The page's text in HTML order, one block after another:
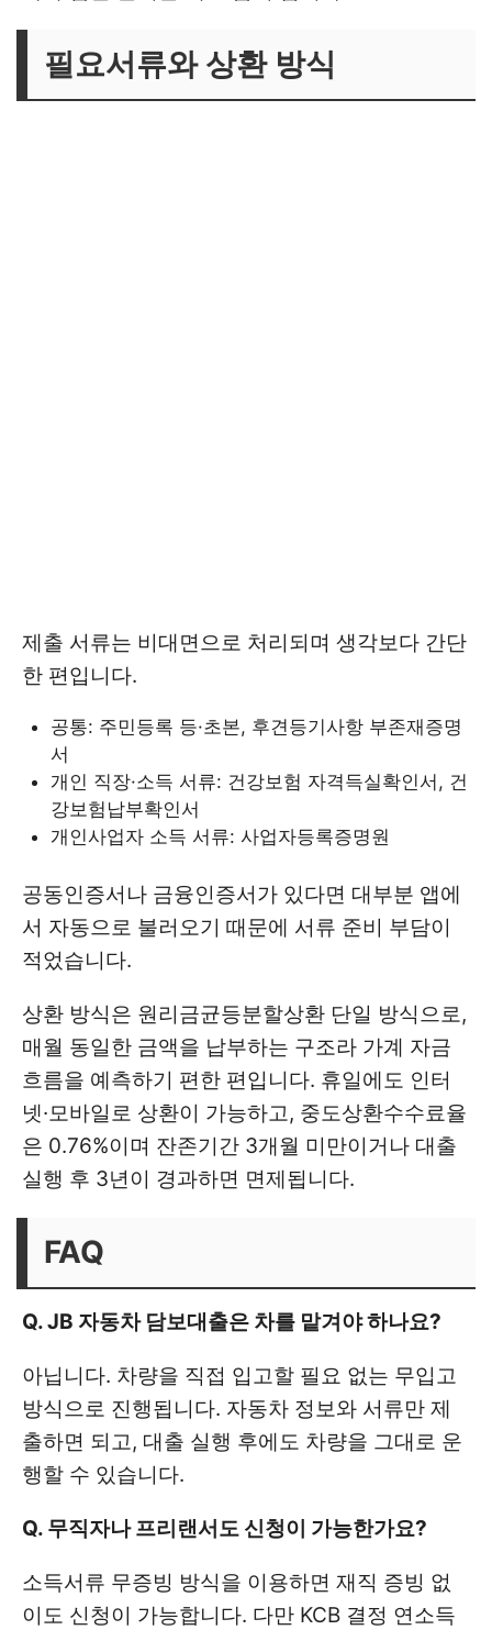
필요서류와 상환 방식
제출 서류는 비대면으로 처리되며 생각보다 간단
한 편입니다.
공통: 주민등록 등·초본, 후견등기사항 부존재증명
서
개인 직장·소득 서류: 건강보험 자격득실확인서, 건
강보험납부확인서
개인사업자 소득 서류: 사업자등록증명원
공동인증서나 금융인증서가 있다면 대부분 앱에
서 자동으로 불러오기 때문에 서류 준비 부담이
적었습니다.
상환 방식은 원리금균등분할상환 단일 방식으로,
매월 동일한 금액을 납부하는 구조라 가계 자금
흐름을 예측하기 편한 편입니다. 휴일에도 인터
넷·모바일로 상환이 가능하고, 중도상환수수료율
은 0.76%이며 잔존기간 3개월 미만이거나 대출
실행 후 3년이 경과하면 면제됩니다.
FAQ
Q. JB 자동차 담보대출은 차를 맡겨야 하나요?
아닙니다. 차량을 직접 입고할 필요 없는 무입고
방식으로 진행됩니다. 자동차 정보와 서류만 제
출하면 되고, 대출 실행 후에도 차량을 그대로 운
행할 수 있습니다.
Q. 무직자나 프리랜서도 신청이 가능한가요?
소득서류 무증빙 방식을 이용하면 재직 증빙 없
이도 신청이 가능합니다. 다만 KCB 결정 연소득